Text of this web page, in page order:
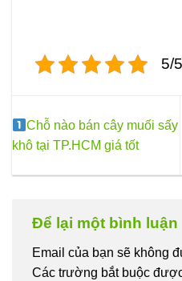
5/
Chỗ nào bán cây muối sấy
khô tại TP.HCM giá tốt
Để lại một bình luận
Email của bạn sẽ không
Các trường bắt buộc